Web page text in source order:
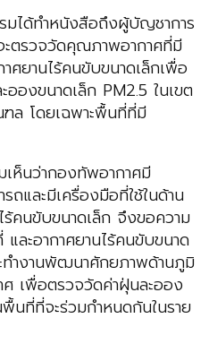
มได้ทำหนังสือถึงผู้บัญชาการ
ตรวจวัดคุณภาพอากาศที่มี
ศยานไร้คนขับขนาดเล็กเพื่อ
องขนาดเล็ก PM2.5 ในเขต
ล โดยเฉพาะพื้นที่ที่มี
เห็นว่ากองทัพอากาศมี
ถและมีเครื่องมือที่ใช้ในด้าน
ร้คนขับขนาดเล็ก จึงขอความ
ละอากาศยานไร้คนขับขนาด
ำงานพัฒนาศักยภาพด้านภูมิ
เพื่อตรวจวัดค่าฝุ่นละออง
พื้นที่ที่จะร่วมกำหนดกันในราย